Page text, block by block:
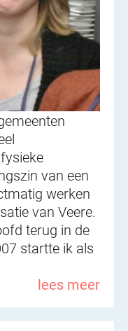
van een
werken
van Veere.
terug in de
startte ik als
lees meer